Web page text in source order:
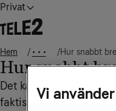
Privat
Hem • • • Hur snabbt
Hur snabbt
Det kan vara svårt att
faktiskt behöver
Vi